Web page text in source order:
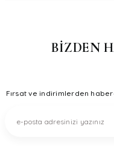
BİZDEN
Fırsat ve indirimlerden